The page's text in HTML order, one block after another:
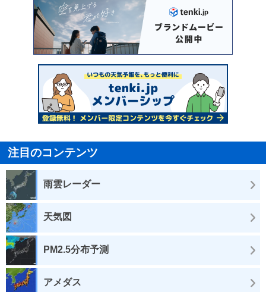
注目のコンテンツ
雨雲レーダー
天気図
PM2.5分布予測
アメダス